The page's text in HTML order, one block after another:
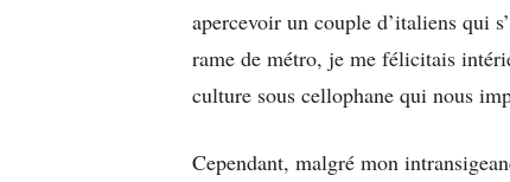
apercevoir un couple d’italiens qui
rame de métro, je me félicitais
culture sous cellophane qui nous
Cependant, malgré mon